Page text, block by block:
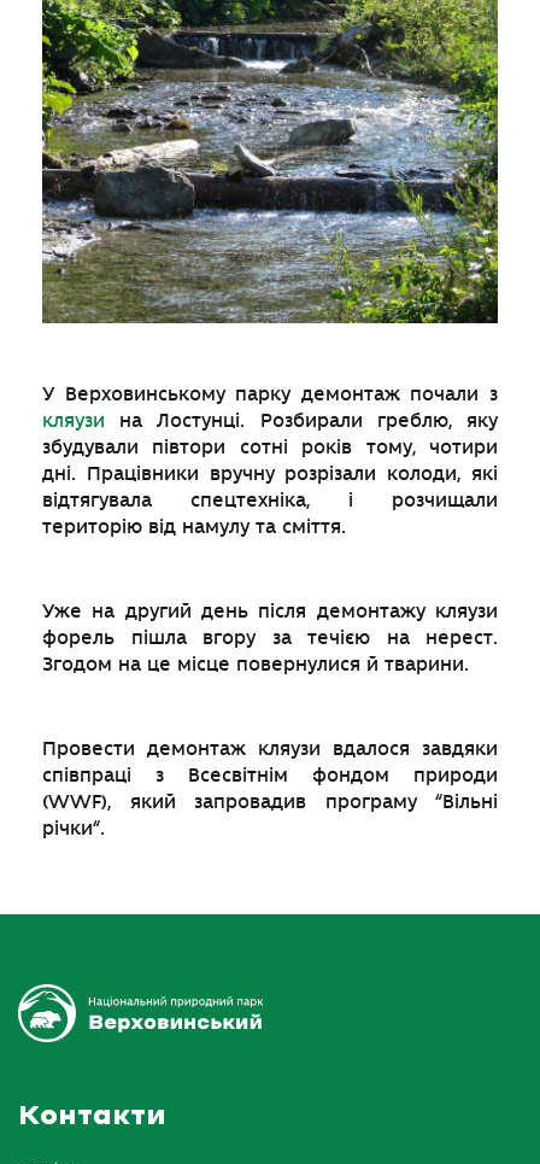
У Верховинському парку демонтаж почали з
кляузи на Лостунці. Розбирали греблю, яку
збудували півтори сотні років тому, чотири
дні. Працівники вручну розрізали колоди, які
відтягувала спецтехніка, і розчищали
територію від намулу та сміття.
Уже на другий день після демонтажу кляузи
форель пішла вгору за течією на нерест.
Згодом на це місце повернулися й тварини.
Провести демонтаж кляузи вдалося завдяки
співпраці з Всесвітнім фондом природи
(WWF), який запровадив програму “Вільні
річки“.
Контакти